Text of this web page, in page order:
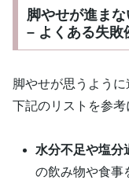
脚やせが進ま
– よくある失敗
脚やせが思うよう
下記のリストを参考
水分不足や塩分
の飲み物や食事